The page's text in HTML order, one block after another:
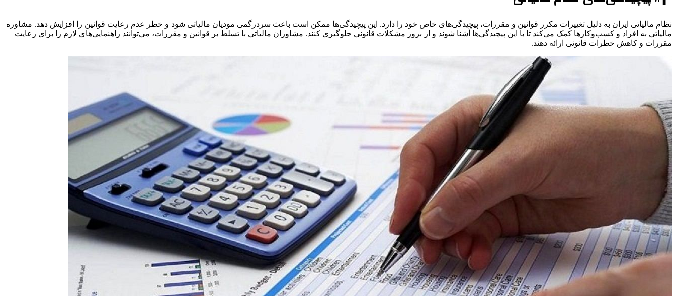
نظام مالیاتی ایران به دلیل تغییرات مکرر قوانین و مقررات، پیچیدگی‌های خاص خود را دارد. این پیچیدگی‌ها ممکن است باعث سردرگمی مودیان مالیاتی شود و خطر عدم رعایت قوانین را افزایش دهد. مشاوره
مالیاتی به افراد و کسب‌وکارها کمک می‌کند تا با این پیچیدگی‌ها آشنا شوند و از بروز مشکلات قانونی جلوگیری کنند. مشاوران مالیاتی با تسلط بر قوانین و مقررات، می‌توانند راهنمایی‌های لازم را برای رعایت
مقررات و کاهش خطرات قانونی ارائه دهند.